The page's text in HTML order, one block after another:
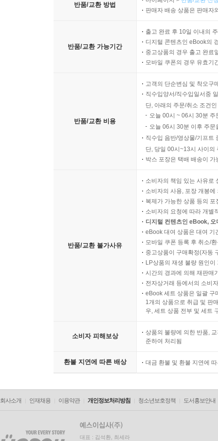
반품/교환 방법
판매자 배송 상품은 판매자
반품/교환 가능기간
출고 완료 후 10일 이내의
디지털 콘텐츠인 eBook의
중고상품의 경우 출고 완료
모바일 쿠폰의 경우 유효기
반품/교환 비용
고객의 단순변심 및 착오구
직수입양서/직수입일서중
단, 아래의 주문/취소 조건
오늘 00시 ~ 06시 30분
오늘 06시 30분 이후 주
직수입 음반/영상물/기프트
단, 당일 00시~13시 사이의
박스 포장은 택배 배송이
반품/교환 불가사유
소비자의 책임 있는 사유로
소비자의 사용, 포장 개봉
복제가 가능한 상품 등의
소비자의 요청에 따라 개별
디지털 컨텐츠인 eBook,
eBook 대여 상품은 대여 기
모바일 쿠폰 등록 후 취소/
중고상품이 구매확정(자동
LP상품의 재생 불량 원인
시간의 경과에 의해 재판매
전자상거래 등에서의 소비
eBook 세트 상품은 일괄 구
1개의 상품으로 취급 및 판
우, 세트 상품 전부 및 세트
소비자 피해보상
상품의 불량에 의한 반품,
준하여 처리됨
환불 지연에 따른 배상 대금 환불 및 환불 지연에
회사소개 인재채용 이용약관 개인정보처리방침 청소년보호정책 도서홍보안내
대표 : 김석환, 최세라